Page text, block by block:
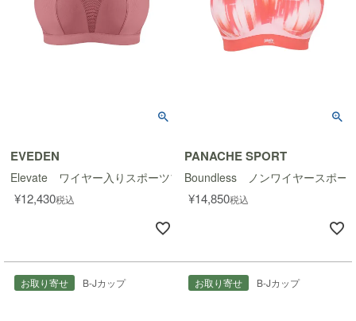
EVEDEN
Elevate ワイヤー入りスポーツブラ
¥12,430税込
PANACHE SPORT
Boundless ノンワイヤースポー
¥14,850税込
お取り寄せ B-Jカップ お取り寄せ B-Jカップ